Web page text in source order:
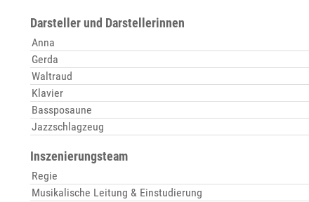
Darsteller und Darstellerinnen
Anna
Gerda
Waltraud
Klavier
Bassposaune
Jazzschlagzeug
Inszenierungsteam
Regie
Musikalische Leitung & Einstudierung